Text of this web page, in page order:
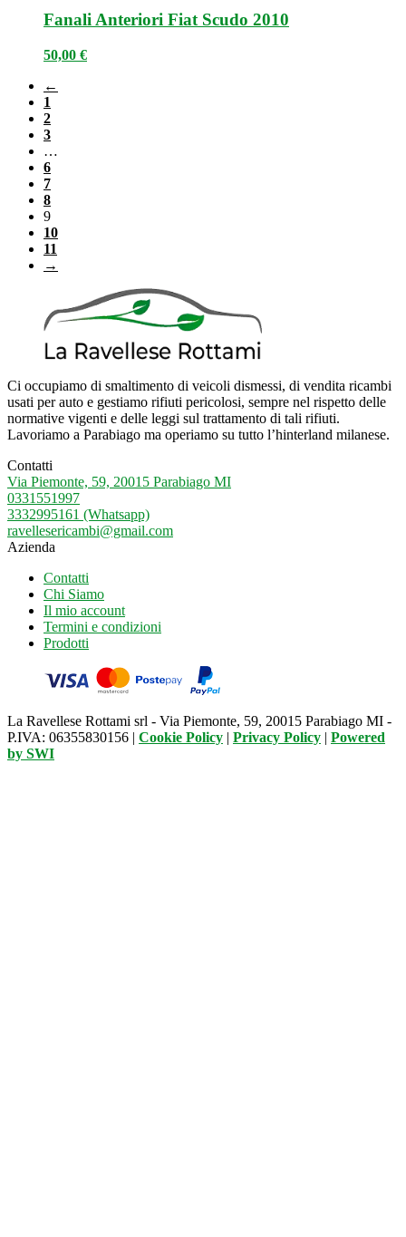
Fanali Anteriori Fiat Scudo 2010
50,00 €
←
1
2
3
…
6
7
8
9
10
11
→
Ci occupiamo di smaltimento di veicoli dismessi, di vendita ricambi
usati per auto e gestiamo rifiuti pericolosi, sempre nel rispetto delle
normative vigenti e delle leggi sul trattamento di tali rifiuti.
Lavoriamo a Parabiago ma operiamo su tutto l’hinterland milanese.
Contatti
Via Piemonte, 59, 20015 Parabiago MI
0331551997
3332995161 (Whatsapp)
ravellesericambi@gmail.com
Azienda
Contatti
Chi Siamo
Il mio account
Termini e condizioni
Prodotti
La Ravellese Rottami srl - Via Piemonte, 59, 20015 Parabiago MI -
P.IVA: 06355830156 | Cookie Policy | Privacy Policy | Powered
by SWI